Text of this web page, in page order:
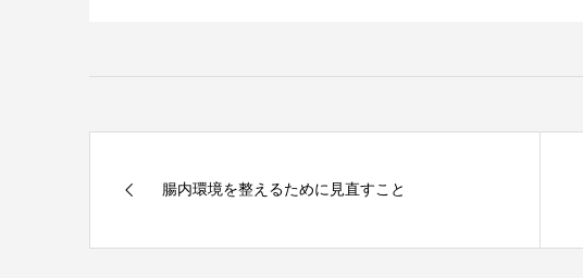
腸内環境を整えるために見直すこと